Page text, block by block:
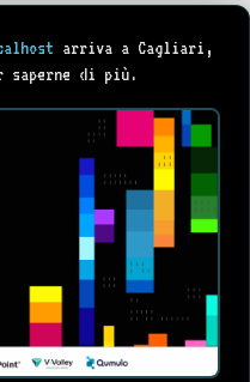
arriva a Cagliari,
saperne di più.